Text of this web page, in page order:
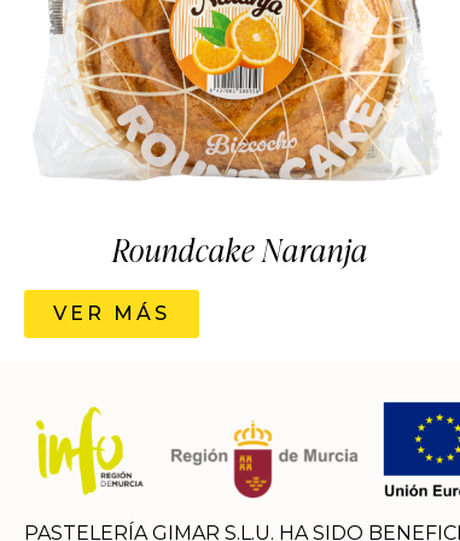
Roundcake Naranja
VER MÁS
PASTELERÍA GIMAR S.L.U. HA SIDO